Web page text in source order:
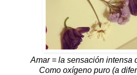
Amar = la sensación intensa
Como oxígeno puro (a